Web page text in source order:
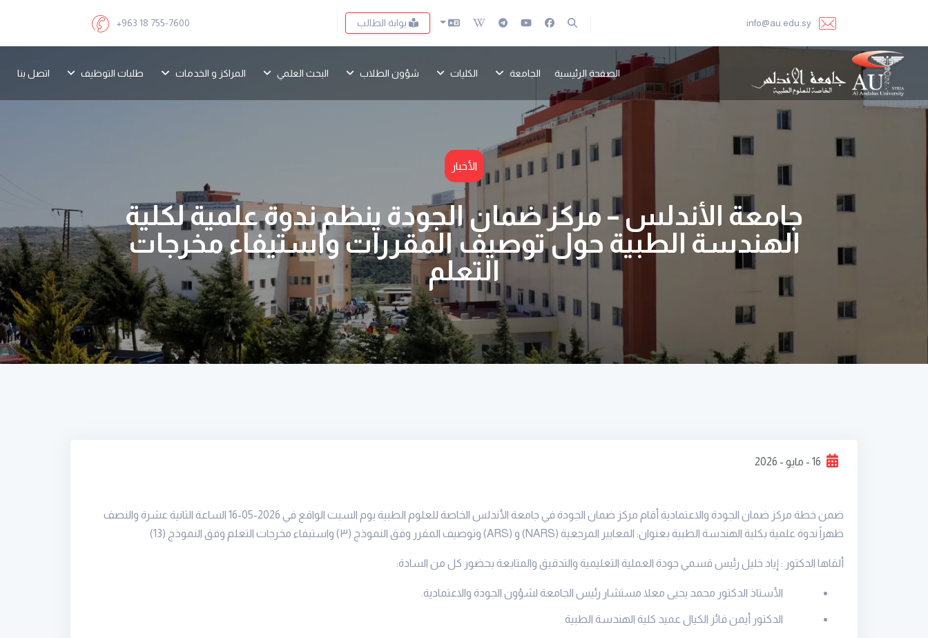
بوابة الطالب +963 18 755-7600
الصفحة الرئيسية الجامعة الكليات شؤون الطلاب البحث العلمي المراكز و الخدمات طلبات التوظيف اتصل بنا
الأخبار
جامعة الأندلس – مركز ضمان الجودة ينظم ندوة علمية لكلية
الهندسة الطبية حول توصيف المقررات واستيفاء مخرجات
التعلم
16 - مايو - 2026
ضمن خطة مركز ضمان الجودة والاعتمادية أقام مركز ضمان الجودة في جامعة الأندلس الخاصة للعلوم الطبية يوم السبت الواقع في 2026-05-16 الساعة الثانية عشرة والنصف
ظهراً ندوة علمية بكلية الهندسة الطبية بعنوان: المعايير المرجعية (NARS) و (ARS) وتوصيف المقرر وفق النموذج (۳) واستيفاء مخرجات التعلم وفق النموذج (13)
ألقاها الدكتور : إياد خليل رئيس قسمي جودة العملية التعليمية والتدقيق والمتابعة بحضور كل من السادة:
الأستاذ الدكتور محمد يحيى معلا مستشار رئيس الجامعة لشؤون الجودة والاعتمادية
الدكتور أيمن فائز الكيال عميد كلية الهندسة الطبية